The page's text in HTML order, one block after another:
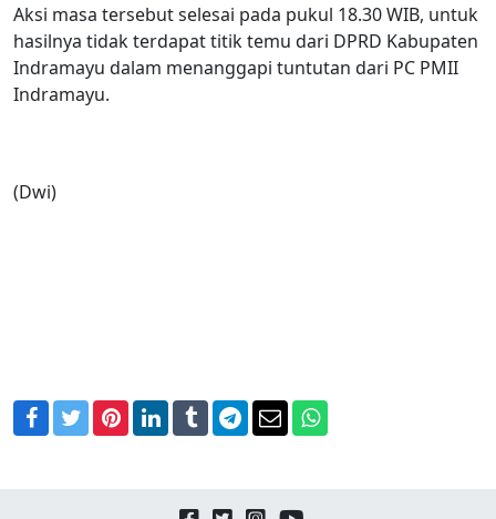
Aksi masa tersebut selesai pada pukul 18.30 WIB, untuk
hasilnya tidak terdapat titik temu dari DPRD Kabupaten
Indramayu dalam menanggapi tuntutan dari PC PMII
Indramayu.
(Dwi)
Facebook
TwitterPinterest
LinkedIn
TumblrTelegram
EmailWhatsApp